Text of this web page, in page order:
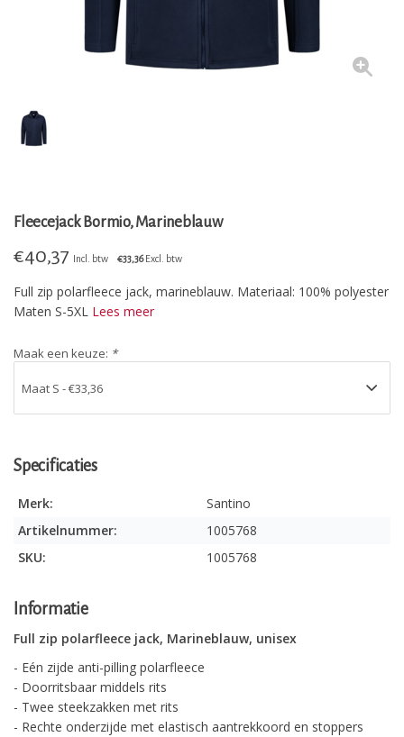
Fleecejack Bormio, Marineblauw
€40,37 Incl. btw €33,36Excl. btw
Full zip polarfleece jack, marineblauw. Materiaal: 100% polyester
Maten S-5XL Lees meer
Maak een keuze: *
Specificaties
Merk:
Santino
Artikelnummer:
1005768
SKU:
1005768
Informatie
Full zip polarfleece jack, Marineblauw, unisex
- Eén zijde anti-pilling polarfleece
- Doorritsbaar middels rits
- Twee steekzakken met rits
- Rechte onderzijde met elastisch aantrekkoord en stoppers